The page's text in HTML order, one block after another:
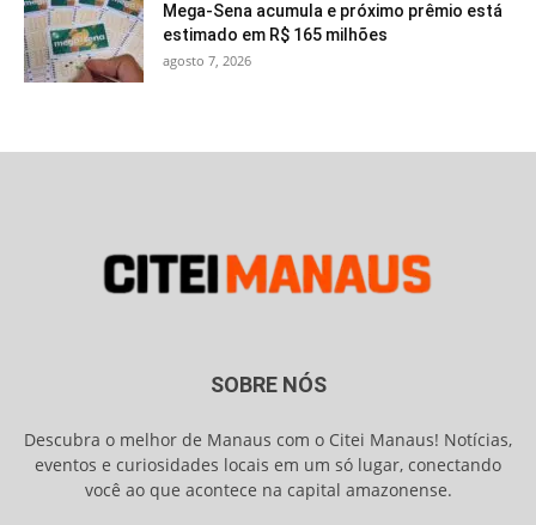
Mega-Sena acumula e próximo prêmio está
estimado em R$ 165 milhões
agosto 7, 2026
SOBRE NÓS
Descubra o melhor de Manaus com o Citei Manaus! Notícias,
eventos e curiosidades locais em um só lugar, conectando
você ao que acontece na capital amazonense.